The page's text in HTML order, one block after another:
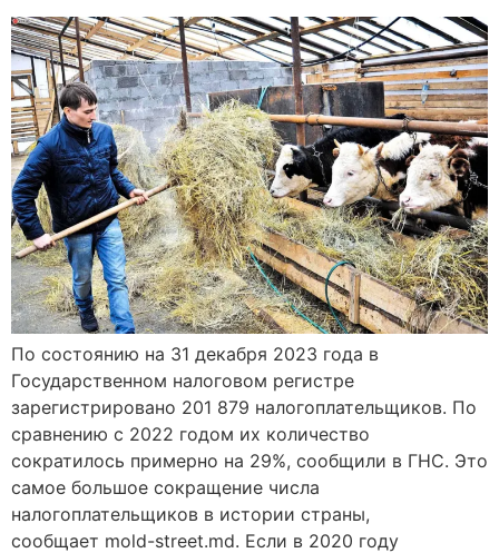
По состоянию на 31 декабря 2023 года в
Государственном налоговом регистре
зарегистрировано 201 879 налогоплательщиков. По
сравнению с 2022 годом их количество
сократилось примерно на 29%, сообщили в ГНС. Это
самое большое сокращение числа
налогоплательщиков в истории страны,
сообщает mold-street.md. Если в 2020 году